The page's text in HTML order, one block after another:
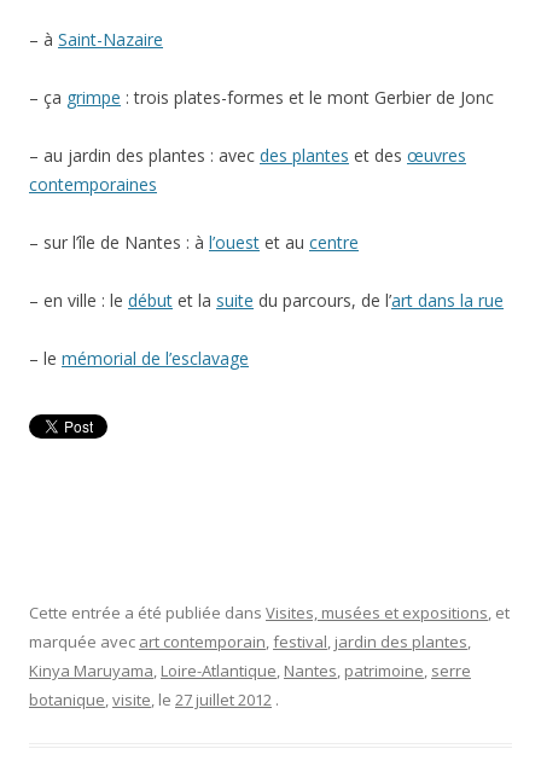
– à Saint-Nazaire
– ça grimpe : trois plates-formes et le mont Gerbier de Jonc
– au jardin des plantes : avec des plantes et des œuvres
contemporaines
– sur l’île de Nantes : à l’ouest et au centre
– en ville : le début et la suite du parcours, de l’art dans la rue
– le mémorial de l’esclavage
Cette entrée a été publiée dans Visites, musées et expositions, et
marquée avec art contemporain,festival, jardin des plantes,
Kinya Maruyama, Loire-Atlantique, Nantes, patrimoine, serre
botanique,visite, le 27 juillet 2012 .